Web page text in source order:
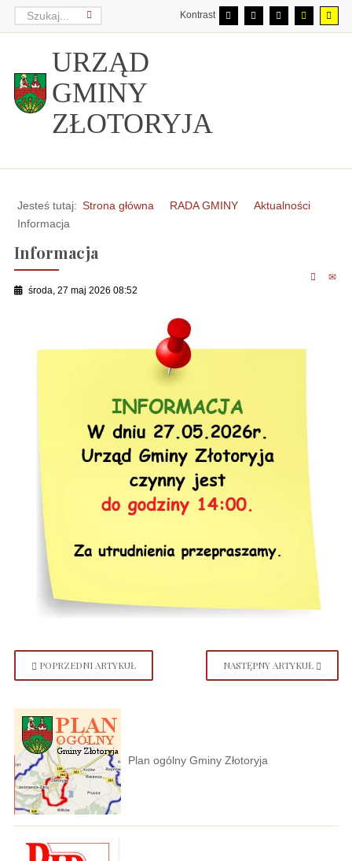
Kontrast
URZĄD
GMINY
ZŁOTORYJA
Jesteś tutaj: Strona główna RADA GMINY
Aktualności
Informacja
Informacja
środa, 27 maj 2026 08:52
POPRZEDNI ARTYKUŁ NASTĘPNY ARTYKUŁ
Plan ogólny Gminy Złotoryja